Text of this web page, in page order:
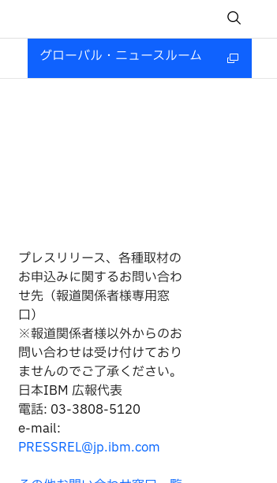
グローバル・ニュースルーム
プレスリリース、各種取材の
お申込みに関するお問い合わ
せ先（報道関係者様専用窓
口）
※報道関係者様以外からのお
問い合わせは受け付けており
ませんのでご了承ください。
日本IBM 広報代表
電話: 03-3808-5120
e-mail:
PRESSREL@jp.ibm.com